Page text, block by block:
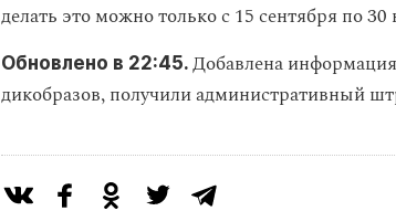
делать это можно только с 15 сентября по 30
Обновлено в 22:45. Добавлена
дикобразов, получили административный